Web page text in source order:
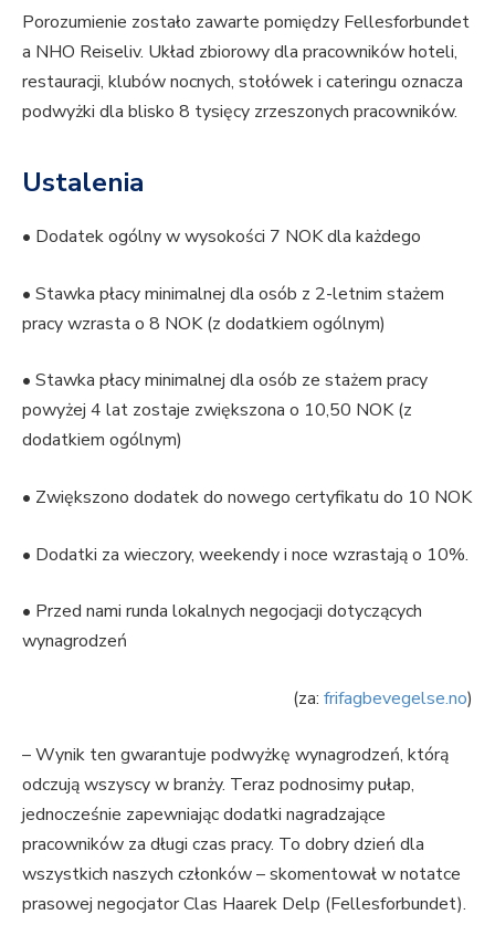
Porozumienie zostało zawarte pomiędzy Fellesforbundet
a NHO Reiseliv. Układ zbiorowy dla pracowników hoteli,
restauracji, klubów nocnych, stołówek i cateringu oznacza
podwyżki dla blisko 8 tysięcy zrzeszonych pracowników.
Ustalenia
• Dodatek ogólny w wysokości 7 NOK dla każdego
• Stawka płacy minimalnej dla osób z 2-letnim stażem
pracy wzrasta o 8 NOK (z dodatkiem ogólnym)
• Stawka płacy minimalnej dla osób ze stażem pracy
powyżej 4 lat zostaje zwiększona o 10,50 NOK (z
dodatkiem ogólnym)
• Zwiększono dodatek do nowego certyfikatu do 10 NOK
• Dodatki za wieczory, weekendy i noce wzrastają o 10%.
• Przed nami runda lokalnych negocjacji dotyczących
wynagrodzeń
(za: frifagbevegelse.no)
– Wynik ten gwarantuje podwyżkę wynagrodzeń, którą
odczują wszyscy w branży. Teraz podnosimy pułap,
jednocześnie zapewniając dodatki nagradzające
pracowników za długi czas pracy. To dobry dzień dla
wszystkich naszych członków – skomentował w notatce
prasowej negocjator Clas Haarek Delp (Fellesforbundet).